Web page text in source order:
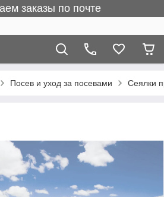
заказы по почте
Посев и уход за посевами Сеялки